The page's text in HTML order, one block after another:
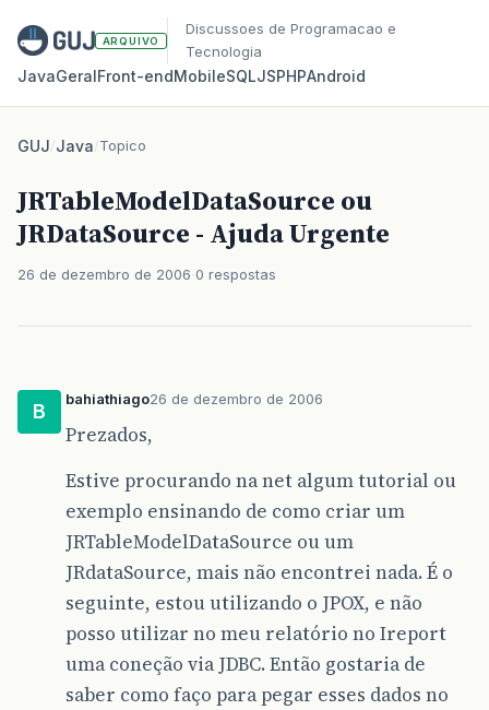
ARQUIVO
Discussoes de Programacao e
Tecnologia
JavaGeralFront‑endMobileSQLJSPHPAndroid
GUJ/Java/Topico
JRTableModelDataSource ou
JRDataSource - Ajuda Urgente
26 de dezembro de 2006 0 respostas
B
bahiathiago26 de dezembro de 2006
Prezados,
Estive procurando na net algum tutorial ou
exemplo ensinando de como criar um
JRTableModelDataSource ou um
JRdataSource, mais não encontrei nada. É o
seguinte, estou utilizando o JPOX, e não
posso utilizar no meu relatório no Ireport
uma coneção via JDBC. Então gostaria de
saber como faço para pegar esses dados no